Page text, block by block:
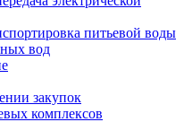
питьевой воды
вод
закупок
комплексов